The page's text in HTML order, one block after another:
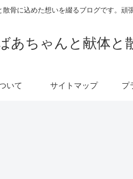
散骨に込めた想いを綴るブログです。頑
あちゃんと献体と
いて サイトマップ プ